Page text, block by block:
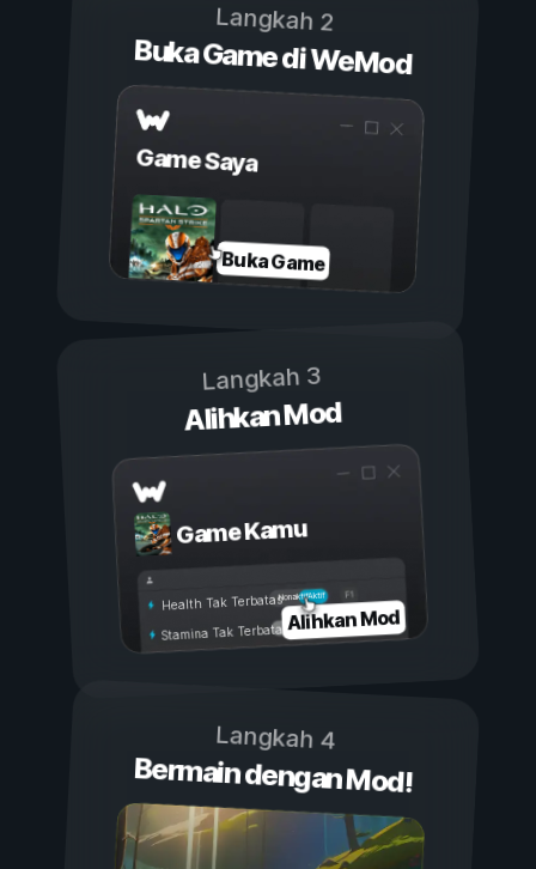
Langkah 2
Buka Game di WeMod
Game Saya
Buka Game
Langkah 3
Alihkan Mod
Game Kamu
Aktif
Nonaktif
Health Tak Terbatas
Stamina Tak TerbatasAlihkan Mod
Langkah 4
Bermain dengan Mod!